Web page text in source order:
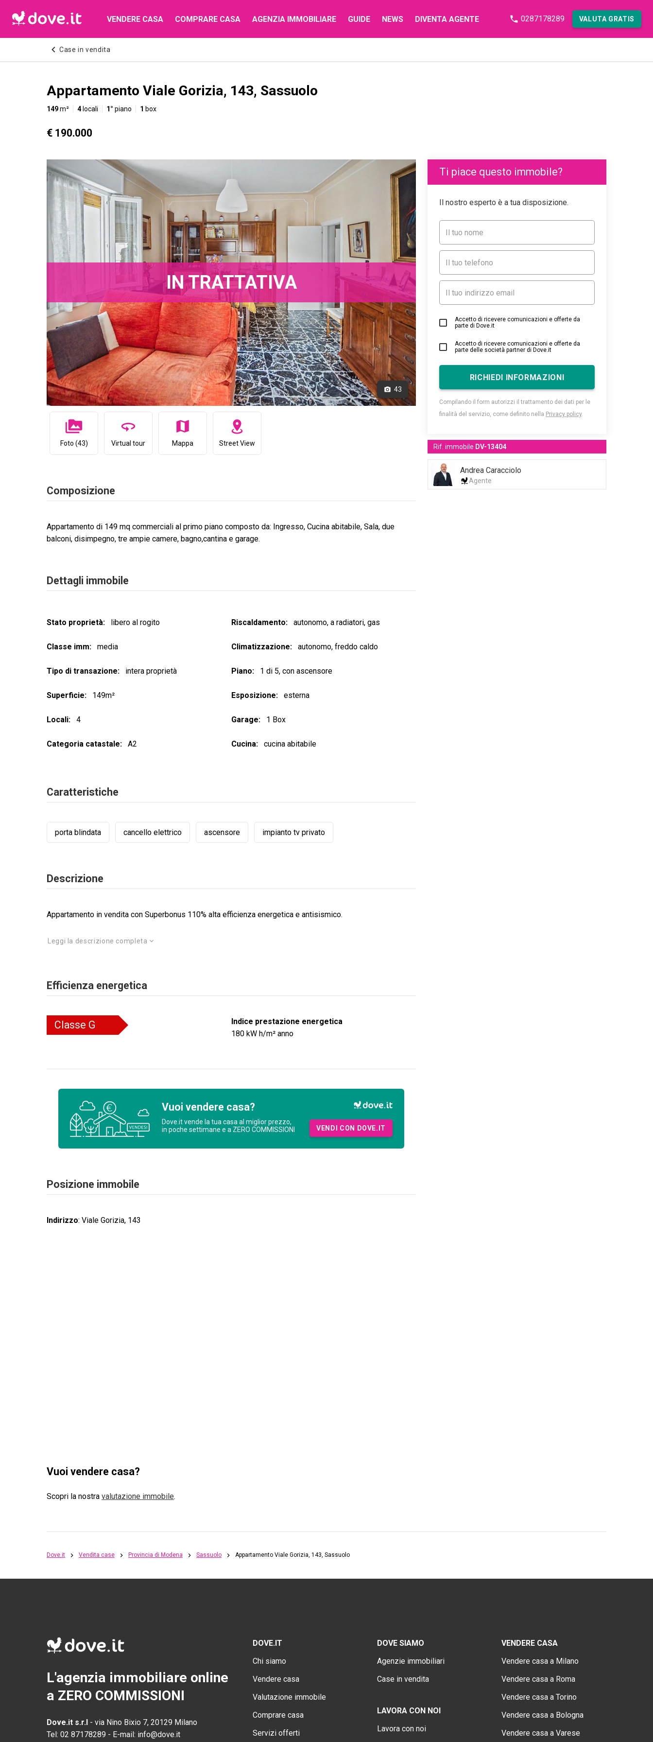
VENDERE CASA COMPRARE CASA AGENZIA IMMOBILIARE GUIDE NEWS DIVENTA AGENTE 0287178289 VALUTA GRATIS
Case in vendita
Appartamento Viale Gorizia, 143, Sassuolo
149m² 4locali 1° piano 1 box
€ 190.000
43
IN TRATTATIVA
Foto (43) Virtual tour Mappa Street View
Composizione
Appartamento di 149 mq commerciali al primo piano composto da: Ingresso, Cucina abitabile, Sala, due
balconi, disimpegno, tre ampie camere, bagno,cantina e garage.
Dettagli immobile
Stato proprietà libero al rogito
Classe imm media
Tipo di transazione intera proprietà
Superficie 149m²
Locali 4
Categoria catastale A2
Riscaldamento autonomo, a radiatori, gas
Climatizzazione autonomo, freddo caldo
Piano 1 di 5, con ascensore
Esposizione esterna
Garage 1 Box
Cucina cucina abitabile
Caratteristiche
porta blindata cancello elettrico ascensore impianto tv privato
Descrizione
Appartamento in vendita con Superbonus 110% alta efficienza energetica e antisismico.
Leggi la descrizione completa
Efficienza energetica
Classe G
Indice prestazione energetica
180 kW h/m² anno
Vuoi vendere casa?
Dove.it vende la tua casa al miglior prezzo,
in poche settimane e a ZERO COMMISSIONI
VENDI CON DOVE.IT
Posizione immobile
Indirizzo: Viale Gorizia, 143
Vuoi vendere casa?
Scopri la nostra valutazione immobile.
Ti piace questo immobile?
Il nostro esperto è a tua disposizione.
Accetto di ricevere comunicazioni e offerte da
parte di Dove.it
Accetto di ricevere comunicazioni e offerte da
parte delle società partner di Dove.it
RICHIEDI INFORMAZIONI
Compilando il form autorizzi il trattamento dei dati per le
finalità del servizio, come definito nella Privacy policy.
Rif. immobile DV-13404
Andrea Caracciolo
Agente
Dove.it Vendita case Provincia di Modena Sassuolo Appartamento Viale Gorizia, 143, Sassuolo
L'agenzia immobiliare online
a ZERO COMMISSIONI
Dove.it s.r.l - via Nino Bixio 7, 20129 Milano
Tel: 02 87178289 - E-mail: info@dove.it
DOVE.IT
Chi siamo
Vendere casa
Valutazione immobile
Comprare casa
Servizi offerti
DOVE SIAMO
Agenzie immobiliari
Case in vendita
LAVORA CON NOI
Lavora con noi
VENDERE CASA
Vendere casa a Milano
Vendere casa a Roma
Vendere casa a Torino
Vendere casa a Bologna
Vendere casa a Varese